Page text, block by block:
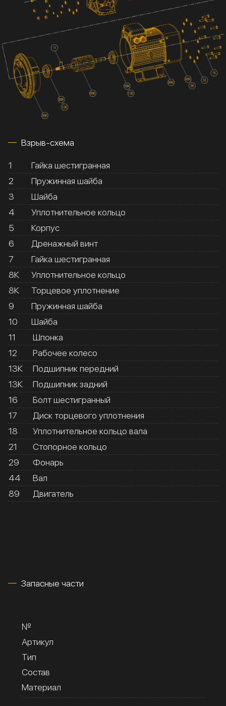
Взрыв-схема
1
Гайка шестигранная
2
Пружинная шайба
3
Шайба
4
Уплотнительное кольцо
5
Корпус
6
Дренажный винт
7
Гайка шестигранная
8К
Уплотнительное кольцо
8К
Торцевое уплотнение
9
Пружинная шайба
10
Шайба
11
Шпонка
12
Рабочее колесо
13К
Подшипник передний
13К
Подшипник задний
16
Болт шестигранный
17
Диск торцевого уплотнения
18
Уплотнительное кольцо вала
21
Стопорное кольцо
29
Фонарь
44
Вал
89
Двигатель
Запасные части
№
Артикул
Тип
Состав
Материал